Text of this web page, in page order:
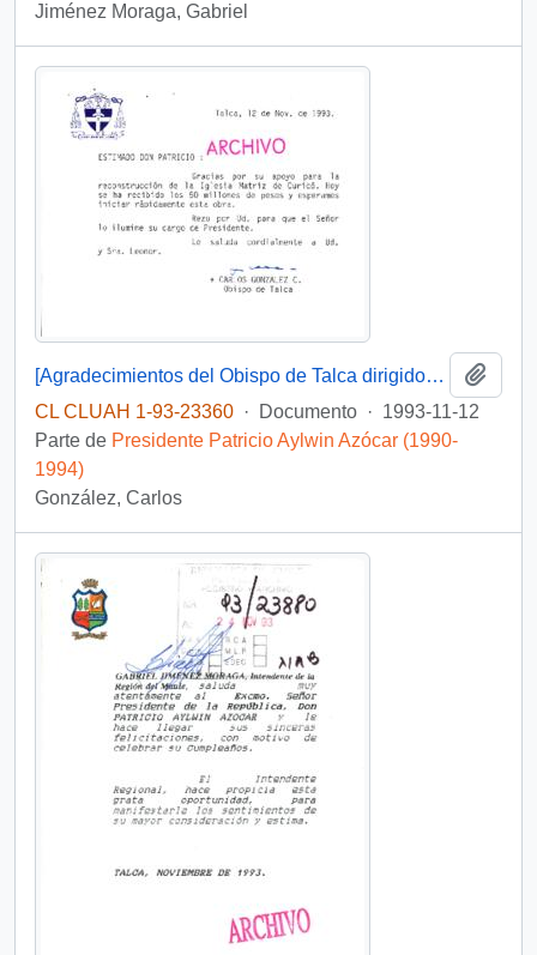
Jiménez Moraga, Gabriel
[Agradecimientos del Obispo de Talca dirigidos al Presidente Patricio Aylwin por el apoyo en la reconstrucción de la Iglesia Matriz de Curicó]
CL CLUAH 1-93-23360 · Documento · 1993-11-12
Parte de Presidente Patricio Aylwin Azócar (1990-
1994)
González, Carlos